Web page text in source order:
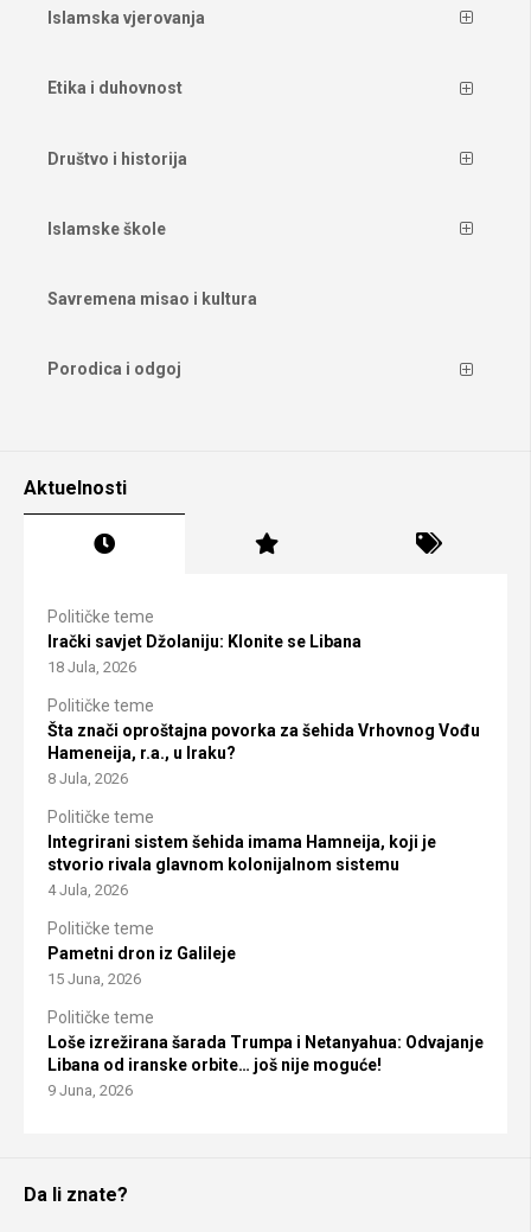
Islamska vjerovanja
Etika i duhovnost
Društvo i historija
Islamske škole
Savremena misao i kultura
Porodica i odgoj
Aktuelnosti
Političke teme
Irački savjet Džolaniju: Klonite se Libana
18 Jula, 2026
Političke teme
Šta znači oproštajna povorka za šehida Vrhovnog Vođu
Hameneija, r.a., u Iraku?
8 Jula, 2026
Političke teme
Integrirani sistem šehida imama Hamneija, koji je
stvorio rivala glavnom kolonijalnom sistemu
4 Jula, 2026
Političke teme
Pametni dron iz Galileje
15 Juna, 2026
Političke teme
Loše izrežirana šarada Trumpa i Netanyahua: Odvajanje
Libana od iranske orbite… još nije moguće!
9 Juna, 2026
Da li znate?